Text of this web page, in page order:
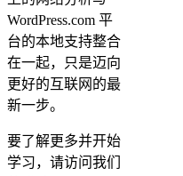
WordPress.com 平
台的本地支持整合
在一起，只是迈向
更好的互联网的最
新一步。
要了解更多并开始
学习，请访问我们